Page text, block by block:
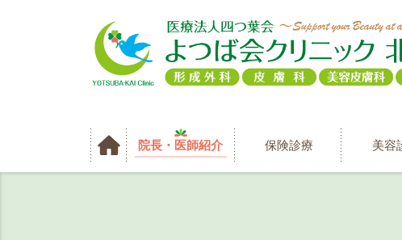
院長・医師紹介 保険診療 美容